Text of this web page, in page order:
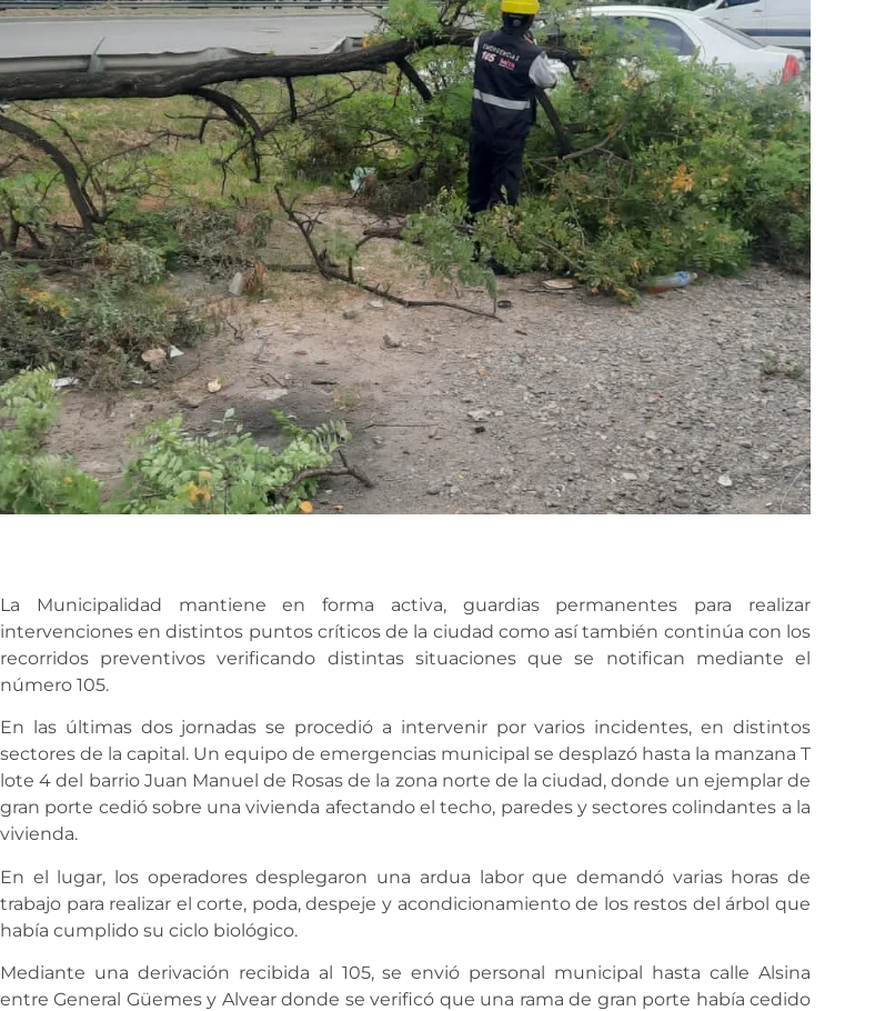
La Municipalidad mantiene en forma activa, guardias permanentes para realizar
intervenciones en distintos puntos críticos de la ciudad como así también continúa con los
recorridos preventivos verificando distintas situaciones que se notifican mediante el
número 105.
En las últimas dos jornadas se procedió a intervenir por varios incidentes, en distintos
sectores de la capital. Un equipo de emergencias municipal se desplazó hasta la manzana T
lote 4 del barrio Juan Manuel de Rosas de la zona norte de la ciudad, donde un ejemplar de
gran porte cedió sobre una vivienda afectando el techo, paredes y sectores colindantes a la
vivienda.
En el lugar, los operadores desplegaron una ardua labor que demandó varias horas de
trabajo para realizar el corte, poda, despeje y acondicionamiento de los restos del árbol que
había cumplido su ciclo biológico.
Mediante una derivación recibida al 105, se envió personal municipal hasta calle Alsina
entre General Güemes y Alvear donde se verificó que una rama de gran porte había cedido